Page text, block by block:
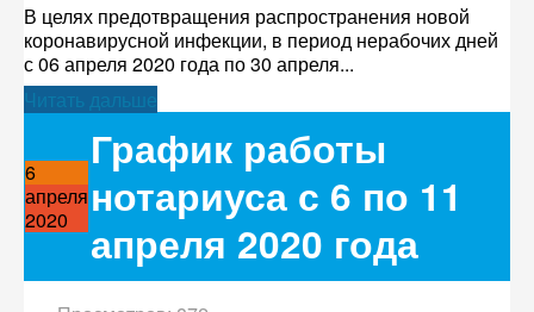
В целях предотвращения распространения новой
коронавирусной инфекции, в период нерабочих дней
с 06 апреля 2020 года по 30 апреля...
Читать дальше
6
апреля
2020
График работы
нотариуса с 6 по 11
апреля 2020 года